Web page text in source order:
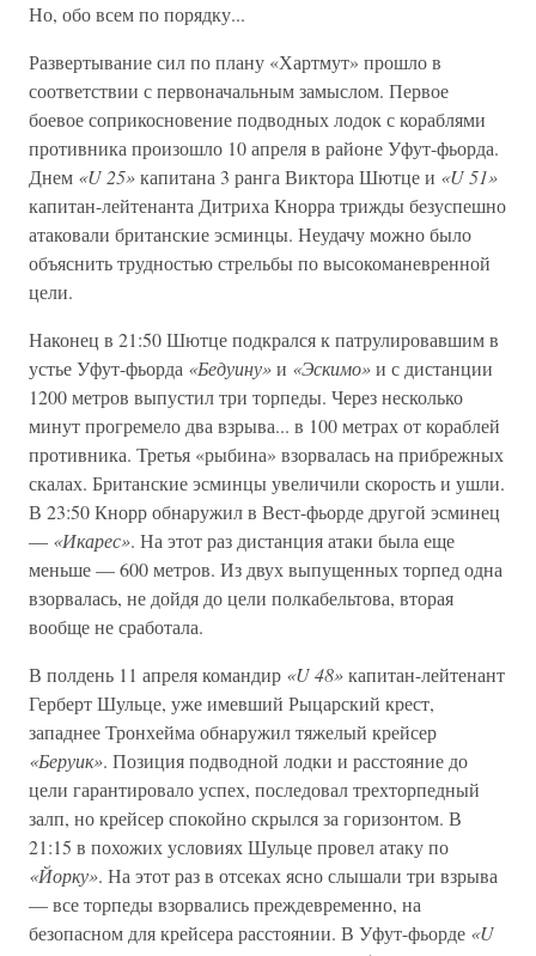
Но, обо всем по порядку...
Развертывание сил по плану «Хартмут» прошло в
соответствии с первоначальным замыслом. Первое
боевое соприкосновение подводных лодок с кораблями
противника произошло 10 апреля в районе Уфут-фьорда.
Днем «U 25»капитана 3 ранга Виктора Шютце и «U 51»
капитан-лейтенанта Дитриха Кнорра трижды безуспешно
атаковали британские эсминцы. Неудачу можно было
объяснить трудностью стрельбы по высокоманевренной
цели.
Наконец в 21:50 Шютце подкрался к патрулировавшим в
устье Уфут-фьорда «Бедуину»и «Эскимо»и с дистанции
1200 метров выпустил три торпеды. Через несколько
минут прогремело два взрыва... в 100 метрах от кораблей
противника. Третья «рыбина» взорвалась на прибрежных
скалах. Британские эсминцы увеличили скорость и ушли.
В 23:50 Кнорр обнаружил в Вест-фьорде другой эсминец
— «Икарес». На этот раз дистанция атаки была еще
меньше — 600 метров. Из двух выпущенных торпед одна
взорвалась, не дойдя до цели полкабельтова, вторая
вообще не сработала.
В полдень 11 апреля командир «U 48»капитан-лейтенант
Герберт Шульце, уже имевший Рыцарский крест,
западнее Тронхейма обнаружил тяжелый крейсер
«Беруик». Позиция подводной лодки и расстояние до
цели гарантировало успех, последовал трехторпедный
залп, но крейсер спокойно скрылся за горизонтом. В
21:15 в похожих условиях Шульце провел атаку по
«Йорку». На этот раз в отсеках ясно слышали три взрыва
— все торпеды взорвались преждевременно, на
безопасном для крейсера расстоянии. В Уфут-фьорде «U